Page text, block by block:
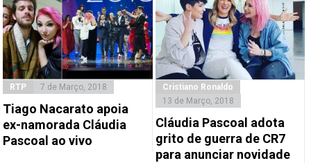
RTP 7 de Março, 2018
Tiago Nacarato apoia
ex-namorada Cláudia
Pascoal ao vivo
Cristiano Ronaldo
13 de Março, 2018
Cláudia Pascoal adota
grito de guerra de CR7
para anunciar novidade